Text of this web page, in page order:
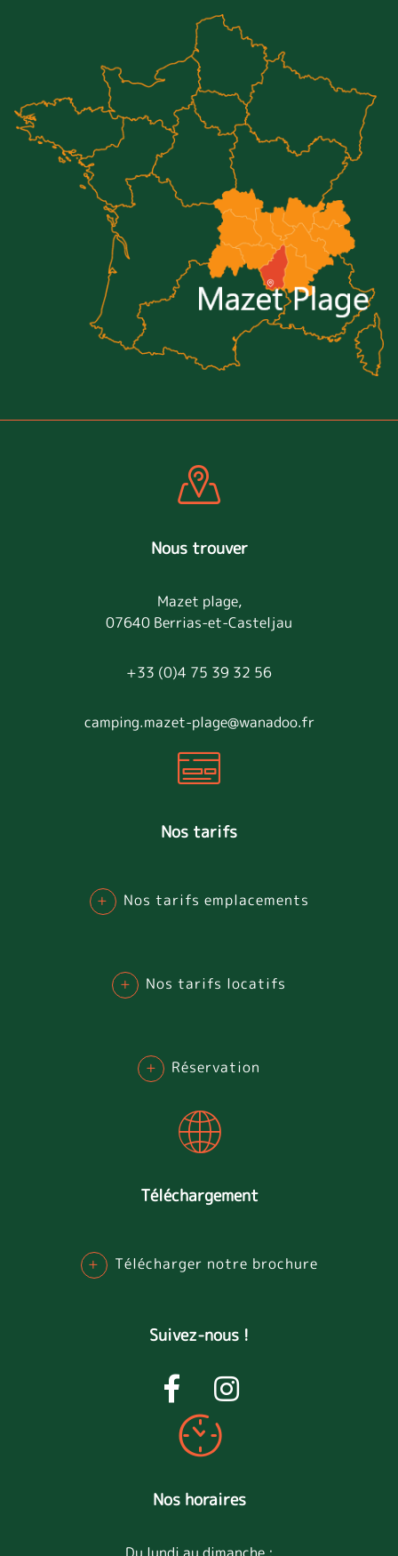
Nous trouver
Mazet plage,
07640 Berrias-et-Casteljau
+33 (0)4 75 39 32 56
camping.mazet-plage@wanadoo.fr
Nos tarifs
+ Nos tarifs emplacements
+ Nos tarifs locatifs
+ Réservation
Téléchargement
+ Télécharger notre brochure
Suivez-nous !
Nos horaires